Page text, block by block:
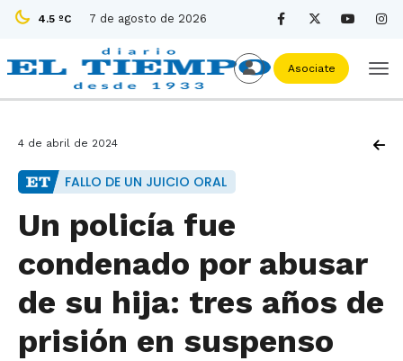
4.5 ºC 7 de agosto de 2026
Asociate
4 de abril de 2024
FALLO DE UN JUICIO ORAL
Un policía fue
condenado por abusar
de su hija: tres años de
prisión en suspenso